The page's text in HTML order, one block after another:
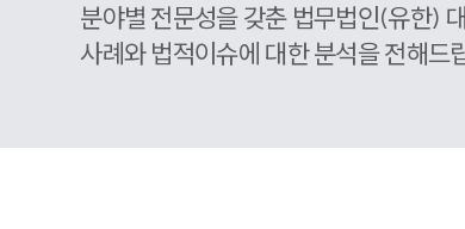
분야별 전문성을 갖춘 법무법인(유한)
사례와 법적이슈에 대한 분석을 전해드